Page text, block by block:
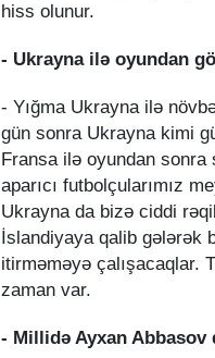
hiss olunur.
- Ukrayna ilə oyundan
- Yığma Ukrayna ilə
gün sonra Ukrayna kimi
Fransa ilə oyundan
aparıcı futbolçularımız
Ukrayna da bizə ciddi
İslandiyaya qalib gələrək
itirməməyə çalışacaqlar.
zaman var.
- Millidə Ayxan